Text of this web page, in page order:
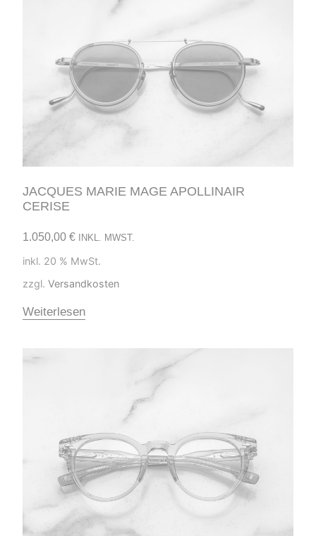
JACQUES MARIE MAGE APOLLINAIR
CERISE
1.050,00 € INKL. MWST.
inkl. 20 % MwSt.
zzgl. Versandkosten
Weiterlesen